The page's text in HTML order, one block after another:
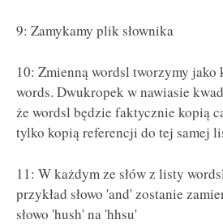
9: Zamykamy plik słownika
10: Zmienną wordsl tworzymy jako
words. Dwukropek w nawiasie
że wordsl będzie faktycznie kopią
tylko kopią referencji do tej samej
11: W każdym ze słów z listy
przykład słowo 'and' zostanie
słowo 'hush' na 'hhsu'